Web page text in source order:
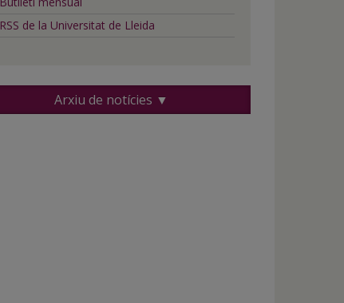
RSS de la Universitat de Lleida
Arxiu de notícies ▼